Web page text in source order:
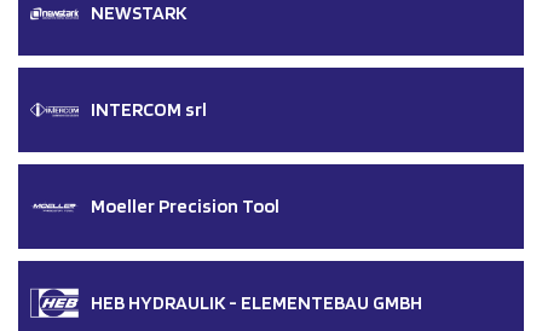
NEWSTARK
INTERCOM srl
Moeller Precision Tool
HEB HYDRAULIK - ELEMENTEBAU GMBH